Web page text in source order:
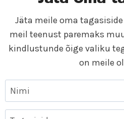
Jäta meile oma
meil teenust paremaks
kindlustunde õige valiku
on meile